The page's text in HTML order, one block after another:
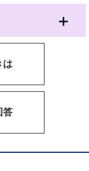
は
答